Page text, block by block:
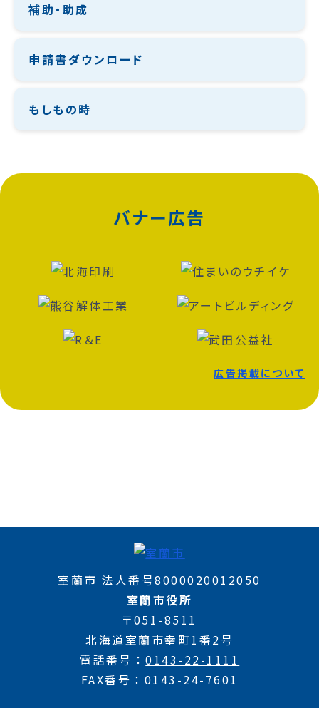
補助・助成
申請書ダウンロード
もしもの時
バナー広告
広告掲載について
室蘭市 法人番号8000020012050
室蘭市役所
〒051-8511
北海道室蘭市幸町1番2号
電話番号
0143-22-1111
FAX番号
0143-24-7601